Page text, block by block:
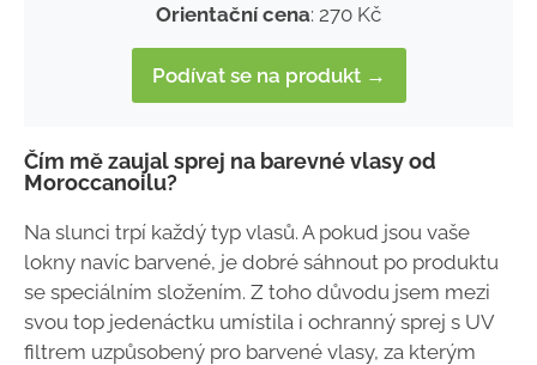
Orientační cena: 270 Kč
Podívat se na produkt →
Čím mě zaujal sprej na barevné vlasy od
Moroccanoilu?
Na slunci trpí každý typ vlasů. A pokud jsou vaše
lokny navíc barvené, je dobré sáhnout po produktu
se speciálním složením. Z toho důvodu jsem mezi
svou top jedenáctku umístila i ochranný sprej s UV
filtrem uzpůsobený pro barvené vlasy, za kterým